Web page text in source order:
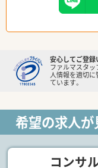
安心してご登録
ファルマスタッ
人情報を適切
ています。
希望の求人
コンサ